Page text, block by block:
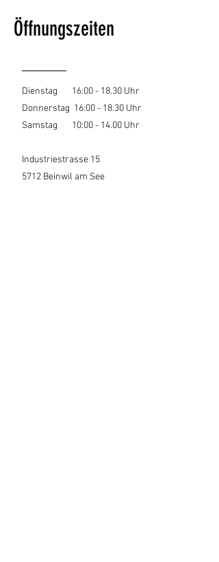
Öffnungszeiten
Dienstag 16:00 - 18.30 Uhr
Donnerstag 16:00 - 18.30 Uhr
Samstag 10:00 - 14.00 Uhr
Industriestrasse 15
5712 Beinwil am See